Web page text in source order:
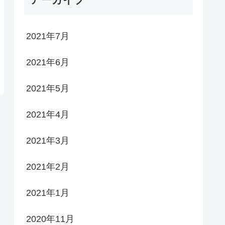
2021年7月
2021年6月
2021年5月
2021年4月
2021年3月
2021年2月
2021年1月
2020年11月